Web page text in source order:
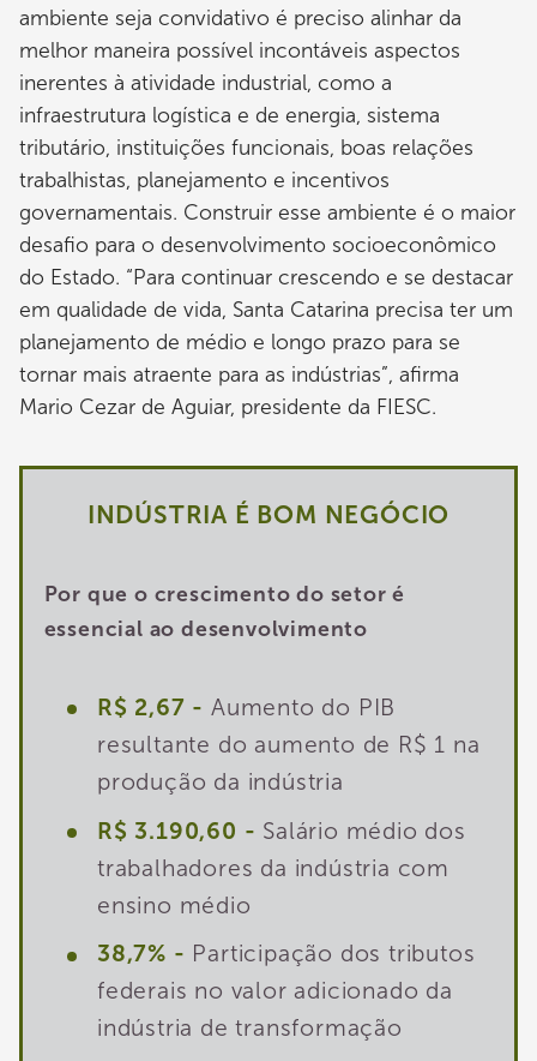
ambiente seja convidativo é preciso alinhar da
melhor maneira possível incontáveis aspectos
inerentes à atividade industrial, como a
infraestrutura logística e de energia, sistema
tributário, instituições funcionais, boas relações
trabalhistas, planejamento e incentivos
governamentais. Construir esse ambiente é o maior
desafio para o desenvolvimento socioeconômico
do Estado. “Para continuar crescendo e se destacar
em qualidade de vida, Santa Catarina precisa ter um
planejamento de médio e longo prazo para se
tornar mais atraente para as indústrias”, afirma
Mario Cezar de Aguiar, presidente da FIESC.
INDÚSTRIA É BOM NEGÓCIO
Por que o crescimento do setor é
essencial ao desenvolvimento
R$ 2,67 - Aumento do PIB
resultante do aumento de R$ 1 na
produção da indústria
R$ 3.190,60 - Salário médio dos
trabalhadores da indústria com
ensino médio
38,7% - Participação dos tributos
federais no valor adicionado da
indústria de transformação